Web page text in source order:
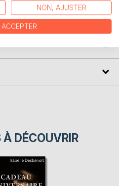
À DÉCOUVRIR
NON, AJUSTER